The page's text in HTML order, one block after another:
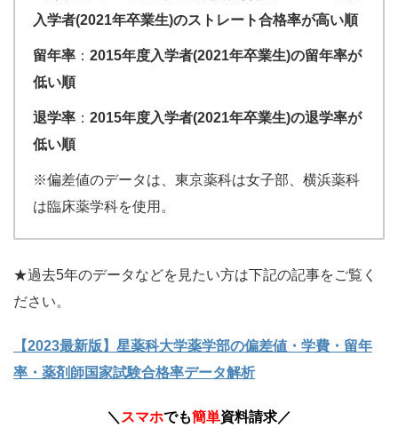
入学者(2021年卒業生)のストレート合格率が高い順
留年率 ： 2015年度入学者(2021年卒業生)の留年率が
低い順
退学率 ： 2015年度入学者(2021年卒業生)の退学率が
低い順
※偏差値のデータは、東京薬科は女子部、横浜薬科
は臨床薬学科を使用。
★過去5年のデータなどを見たい方は下記の記事をご覧く
ださい。
【2023最新版】星薬科大学薬学部の偏差値・学費・留年
率・薬剤師国家試験合格率データ解析
＼ スマホでも簡単資料請求／